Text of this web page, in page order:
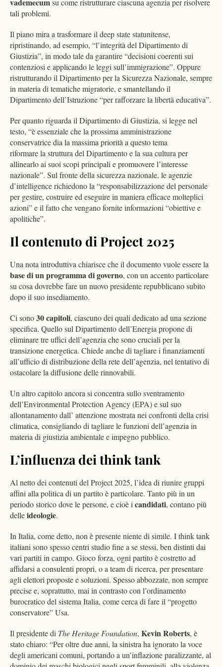
vademecumsu come ristrutturare ciascuna agenzia per risolvere
tali problemi.
Il piano mira a trasformare il deep state statunitense,
ripristinando, ad esempio, “l’integrità del Dipartimento di
Giustizia”, in modo tale da garantire “decisioni coerenti sui
contenziosi e applicando le leggi sull’immigrazione”. Oppure
ristrutturando il Dipartimento per la Sicurezza Nazionale, sempre
in materia di tematiche migratorie, e smantellando il
Dipartimento dell’Istruzione “per rafforzare la libertà educativa”.
Per quanto riguarda il Dipartimento di Giustizia, si legge nel
testo, “è essenziale che la prossima amministrazione
conservatrice dia la massima priorità a questo tema
riformare la struttura del Dipartimento e la sua cultura per
allinearlo ai suoi scopi principali e promuovere l’interesse
nazionale”. Sul fronte della sicurezza nazionale, le agenzie
d’intelligence richiedono la “responsabilizzazione del personale
per gestire, costruire ed eseguire in maniera efficace molteplici
azioni” e il fatto che vengano fornite informazioni “obiettive e
apolitiche”.
Il contenuto di Project 2025
Una nota introduttiva chiarisce che il documento vuole essere la
base di un programma di governo, con un accento particolare
su cosa dovrebbe fare un nuovo presidente repubblicano subito
dopo il suo insediamento.
Ci sono30 capitoli, ciascuno dei quali dedicato ad una sezione
specifica. Quello sul Dipartimento dell’Energia propone di
eliminare tre uffici dell’agenzia che sono cruciali per la
transizione energetica. Chiede anche di tagliare i finanziamenti
all’ufficio di distribuzione della rete dell’agenzia, nel tentativo di
ostacolare la diffusione delle rinnovabili.
Un altro capitolo ancora si concentra sullo sventramento
dell’Environmental Protection Agency (EPA) e sul suo
allontanamento dall’ attenzione mostrata nei confronti della crisi
climatica, consigliando di tagliare le funzioni dell’agenzia in
materia di giustizia ambientale e impegno pubblico.
L’influenza dei think tank
Al netto dei contenuti del Project 2025, l’idea di riunire gruppi
affini alla politica di un partito è particolare. Tanto più in un
periodo storico dove le persone, e cioè icandidati, contano più
delleideologie.
In Italia, come detto, non è presente niente di simile. I think tank
italiani sono spesso centri studio fine a se stessi, ben distinti dai
vari partiti in campo. Gioco forza, ogni partito è costretto ad
affidarsi a consulenti propri, o a team di ricerca, per presentare
agli elettori proposte e soluzioni. Spesso abbozzate, non sempre
precise e, soprattutto, mai in contrasto con l’ordinamento
burocratico del sistema Italia, come cerca di fare il “progetto
conservatore” Usa.
Il presidente di The Heritage Foundation, Kevin Roberts, è
stato chiaro: “Per oltre due anni, la sinistra ha ignorato la voce
degli americani comuni, portando a un’inflazione paralizzante, al